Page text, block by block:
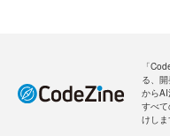
「
る、
からAI
すべ
けしま